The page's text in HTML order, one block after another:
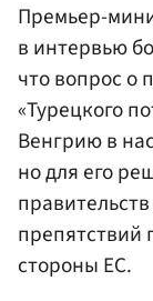
Премьер-
в интервью
что вопрос о
«Турецкого
Венгрию в
но для его
препятствий
стороны ЕС.